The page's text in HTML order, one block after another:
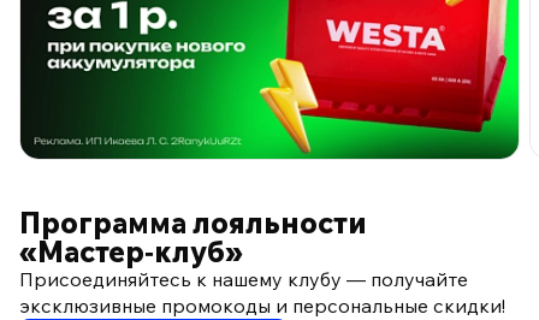
Программа лояльности
«Мастер‑клуб»
Присоединяйтесь к нашему клубу — получайте
эксклюзивные промокоды и персональные скидки!